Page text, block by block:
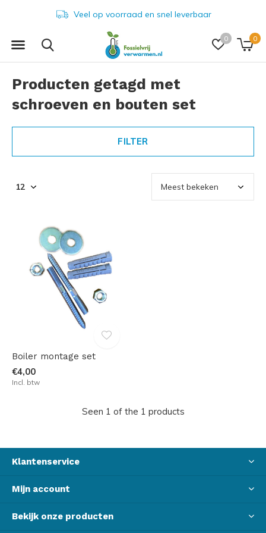
0 0
Veel op voorraad en snel leverbaar
Producten getagd met
schroeven en bouten set
FILTER
Boiler montage set
€4,00
Incl. btw
Seen 1 of the 1 products
Klantenservice
Mijn account
Bekijk onze producten